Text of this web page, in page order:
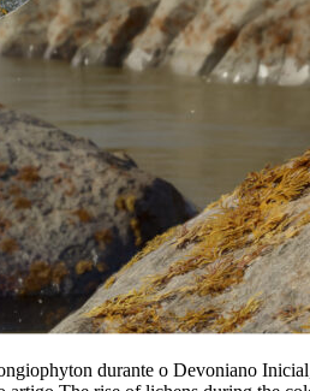
durante o Devoniano